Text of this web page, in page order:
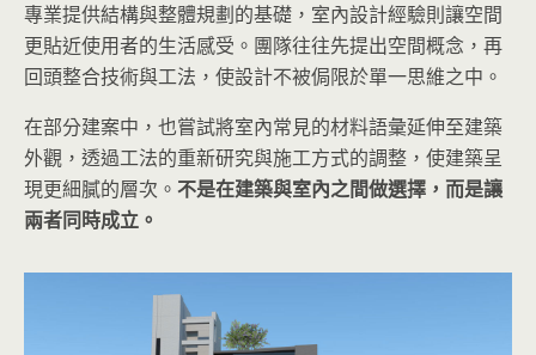
專業提供結構與整體規劃的基礎，室內設計經驗則讓空間
更貼近使用者的生活感受。團隊往往先提出空間概念，再
回頭整合技術與工法，使設計不被侷限於單一思維之中。
在部分建案中，也嘗試將室內常見的材料語彙延伸至建築
外觀，透過工法的重新研究與施工方式的調整，使建築呈
現更細膩的層次。 不是在建築與室內之間做選擇，而是讓
兩者同時成立。